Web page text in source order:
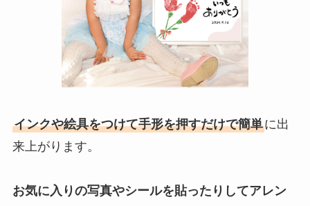
インクや絵具をつけて手形を押すだけで簡単に出
来上がります。
お気に入りの写真やシールを貼ったりしてアレン